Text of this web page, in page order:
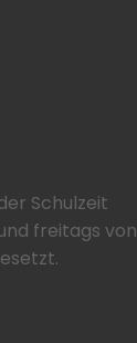
Schulzeit
freitags von